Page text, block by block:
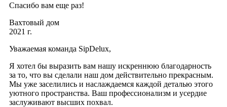
Спасибо вам еще раз!
Вахтовый дом
2021 г.
Уважаемая команда SipDelux,
Я хотел бы выразить вам нашу искреннюю благодарность
за то, что вы сделали наш дом действительно прекрасным.
Мы уже заселились и наслаждаемся каждой деталью этого
уютного пространства. Ваш профессионализм и усердие
заслуживают высших похвал.